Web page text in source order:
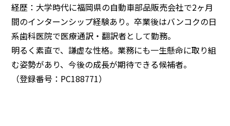
経歴：大学時代に福岡県の自動車部品販売会社で2ヶ月
間のインターンシップ経験あり。卒業後はバンコクの日
系歯科医院で医療通訳・翻訳者として勤務。
明るく素直で、謙虚な性格。業務にも一生懸命に取り組
む姿勢があり、今後の成長が期待できる候補者。
（登録番号：PC188771）